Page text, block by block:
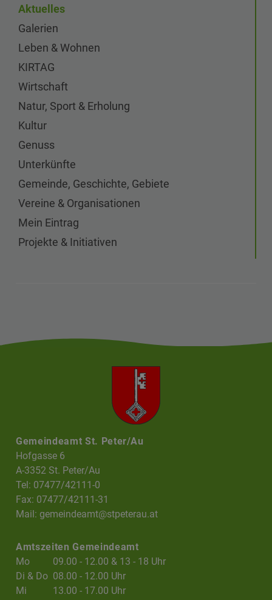
Aktuelles
Galerien
Leben & Wohnen
KIRTAG
Wirtschaft
Natur, Sport & Erholung
Kultur
Genuss
Unterkünfte
Gemeinde, Geschichte, Gebiete
Vereine & Organisationen
Mein Eintrag
Projekte & Initiativen
Gemeindeamt St. Peter/Au
Hofgasse 6
A-3352 St. Peter/Au
Tel: 07477/42111-0
Fax: 07477/42111-31
Mail:gemeindeamt@stpeterau.at
Amtszeiten Gemeindeamt
Mo
09.00 - 12.00 & 13 - 18 Uhr
Di & Do 08.00 - 12.00 Uhr
Mi
13.00 - 17.00 Uhr